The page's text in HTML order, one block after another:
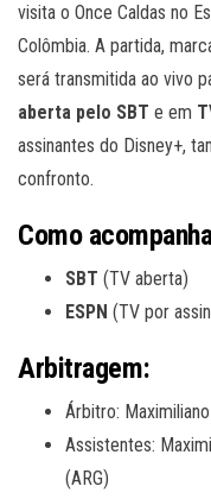
visita o Once Caldas no
Colômbia. A partida,
será transmitida ao vivo
aberta pelo SBT e em
assinantes do Disney+,
confronto.
Como
SBT (TV aberta)
ESPN (TV por
Arbitragem:
Árbitro:
Assistentes:
(ARG)